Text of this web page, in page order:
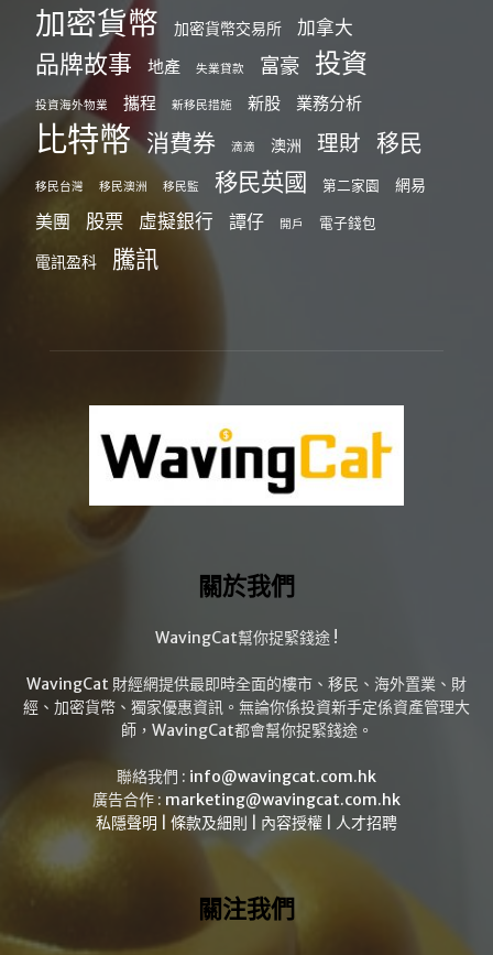
加密貨幣 加密貨幣交易所 加拿大
品牌故事 地產 失業貸款 富豪 投資
投資海外物業 攜程 新移民措施 新股 業務分析
比特幣 消費券 滴滴 澳洲 理財 移民
移民台灣 移民澳洲 移民監 移民英國 第二家園 網易
美團 股票 虛擬銀行 譚仔 開戶 電子錢包
電訊盈科 騰訊
關於我們
WavingCat幫你捉緊錢途 !
WavingCat 財經網提供最即時全面的樓市、移民、海外置業、財
經、加密貨幣、獨家優惠資訊。無論你係投資新手定係資產管理大
師，WavingCat都會幫你捉緊錢途。
聯絡我們 : info@wavingcat.com.hk
廣告合作 : marketing@wavingcat.com.hk
私隱聲明
條款及細則 內容授權 人才招聘
關注我們